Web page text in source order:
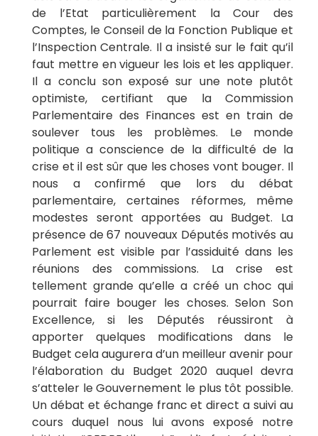
de l’Etat particulièrement la Cour des
Comptes, le Conseil de la Fonction Publique et
l’Inspection Centrale. Il a insisté sur le fait qu’il
faut mettre en vigueur les lois et les appliquer.
Il a conclu son exposé sur une note plutôt
optimiste, certifiant que la Commission
Parlementaire des Finances est en train de
soulever tous les problèmes. Le monde
politique a conscience de la difficulté de la
crise et il est sûr que les choses vont bouger. Il
nous a confirmé que lors du débat
parlementaire, certaines réformes, même
modestes seront apportées au Budget. La
présence de 67 nouveaux Députés motivés au
Parlement est visible par l’assiduité dans les
réunions des commissions. La crise est
tellement grande qu’elle a créé un choc qui
pourrait faire bouger les choses. Selon Son
Excellence, si les Députés réussiront à
apporter quelques modifications dans le
Budget cela augurera d’un meilleur avenir pour
l’élaboration du Budget 2020 auquel devra
s’atteler le Gouvernement le plus tôt possible.
Un débat et échange franc et direct a suivi au
cours duquel nous lui avons exposé notre